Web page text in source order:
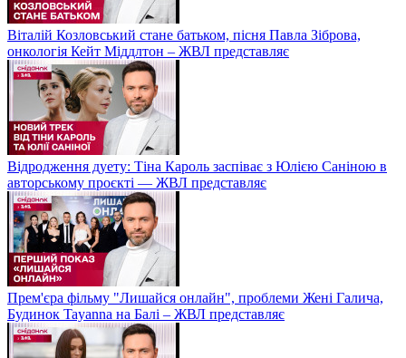
Віталій Козловський стане батьком, пісня Павла Зіброва,
онкологія Кейт Міддлтон – ЖВЛ представляє
Відродження дуету: Тіна Кароль заспіває з Юлією Саніною в
авторському проєкті — ЖВЛ представляє
Прем'єра фільму "Лишайся онлайн", проблеми Жені Галича,
Будинок Tayanna на Балі – ЖВЛ представляє